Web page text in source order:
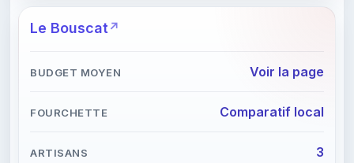
Le Bouscat
Voir la page
Comparatif local
3